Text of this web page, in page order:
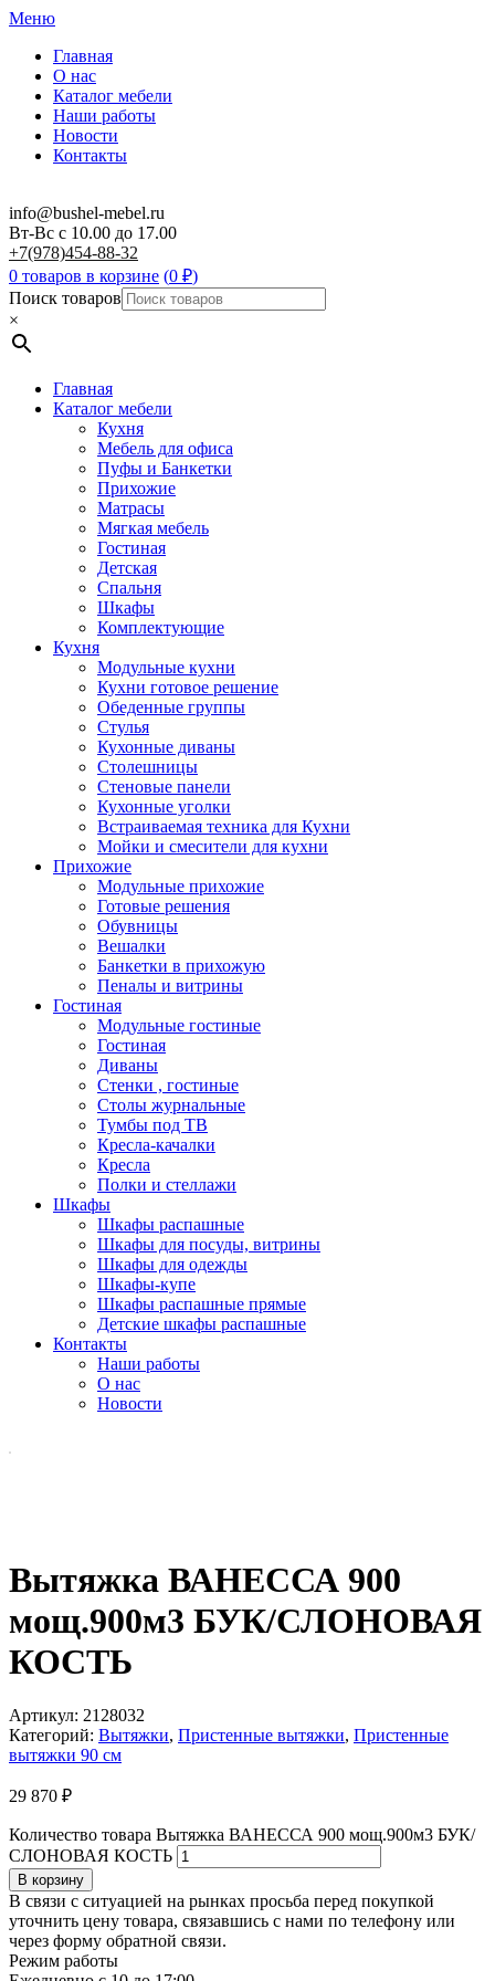
Меню
Главная
О нас
Каталог мебели
Наши работы
Новости
Контакты
info@bushel-mebel.ru
Вт-Вс c 10.00 до 17.00
+7(978)454-88-32
0 товаров в корзине (0 ₽)
Поиск товаров
×
Главная
Каталог мебели
Кухня
Мебель для офиса
Пуфы и Банкетки
Прихожие
Матрасы
Мягкая мебель
Гостиная
Детская
Спальня
Шкафы
Комплектующие
Кухня
Модульные кухни
Кухни готовое решение
Обеденные группы
Стулья
Кухонные диваны
Столешницы
Стеновые панели
Кухонные уголки
Встраиваемая техника для Кухни
Мойки и смесители для кухни
Прихожие
Модульные прихожие
Готовые решения
Обувницы
Вешалки
Банкетки в прихожую
Пеналы и витрины
Гостиная
Модульные гостиные
Гостиная
Диваны
Стенки , гостиные
Столы журнальные
Тумбы под ТВ
Кресла-качалки
Кресла
Полки и стеллажи
Шкафы
Шкафы распашные
Шкафы для посуды, витрины
Шкафы для одежды
Шкафы-купе
Шкафы распашные прямые
Детские шкафы распашные
Контакты
Наши работы
О нас
Новости
Вытяжка ВАНЕССА 900
мощ.900м3 БУК/СЛОНОВАЯ
КОСТЬ
Артикул: 2128032
Категорий: Вытяжки, Пристенные вытяжки, Пристенные
вытяжки 90 см
29 870 ₽
Количество товара Вытяжка ВАНЕССА 900 мощ.900м3 БУК/
СЛОНОВАЯ КОСТЬ
В корзину
В связи с ситуацией на рынках просьба перед покупкой
уточнить цену товара, связавшись с нами по телефону или
через форму обратной связи.
Режим работы